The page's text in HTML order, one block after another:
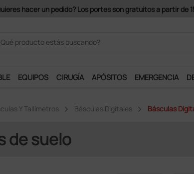
Únete al programa Ds Plus
EQUIPOS CIRUGÍA APÓSITOS EMERGENCIA
Y Tallímetros Básculas Digitales Básculas
de suelo